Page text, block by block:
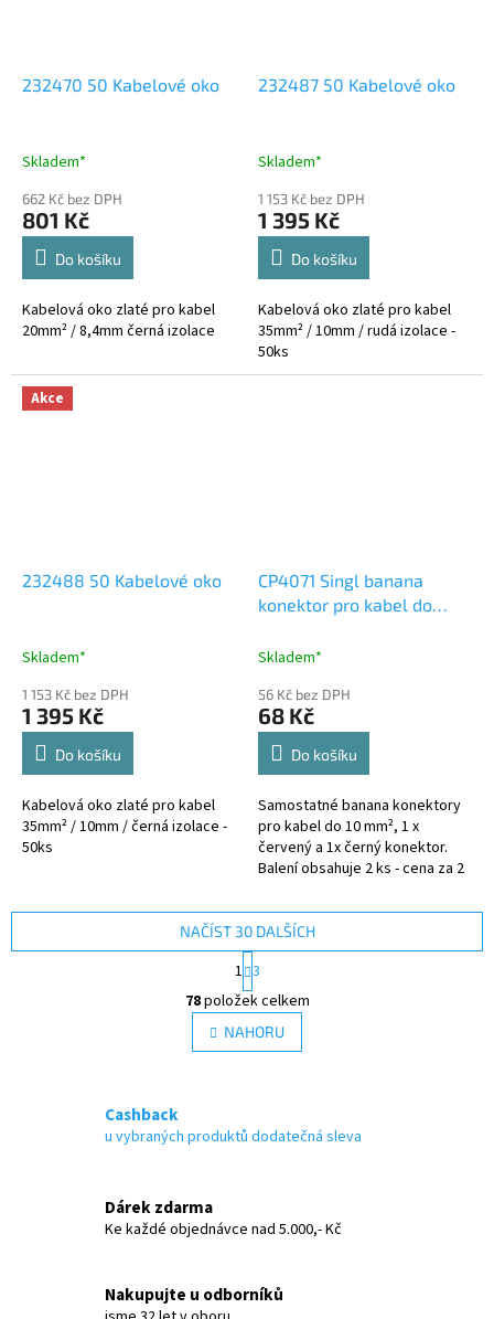
232470 50 Kabelové oko
Skladem*
662 Kč bez DPH
801 Kč
Do košíku
Kabelová oko zlaté pro kabel
20mm² / 8,4mm černá izolace
232487 50 Kabelové oko
Skladem*
1 153 Kč bez DPH
1 395 Kč
Do košíku
Kabelová oko zlaté pro kabel
35mm² / 10mm / rudá izolace -
50ks
Akce
232488 50 Kabelové oko
Skladem*
1 153 Kč bez DPH
1 395 Kč
Do košíku
Kabelová oko zlaté pro kabel
35mm² / 10mm / černá izolace -
50ks
CP4071 Singl banana
konektor pro kabel do
Skladem*
56 Kč bez DPH
68 Kč
Do košíku
Samostatné banana konektory
pro kabel do 10 mm², 1 x
červený a 1x černý konektor.
Balení obsahuje 2 ks - cena za 2
O
v
l
á
í
k
y
p
NAČÍST 30 DALŠÍCH
t
r
á
n
k
n
í
1 3
78položek celkem
NAHORU
Cashback
u vybraných produktů dodatečná sleva
Dárek zdarma
Ke každé objednávce nad 5.000,- Kč
Nakupujte u odborníků